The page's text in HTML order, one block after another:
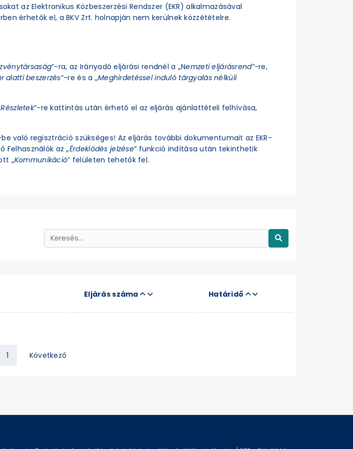
az Elektronikus Közbeszerzési Rendszer (EKR) alkalmazásával
érhetők el, a BKV Zrt. holnapján nem kerülnek közzétételre.
”-ra, az Irányadó eljárási rendnél a „Nemzeti eljárásrend”-re,
alatti beszerzés”-re és a „Meghirdetéssel induló tárgyalás nélküli
Részletek”-re kattintás után érhető el az eljárás ajánlattételi felhívása,
való regisztráció szükséges! Az eljárás további dokumentumait az EKR-
Felhasználók az „Érdeklődés jelzése” funkció indítása után tekinthetik
„Kommunikáció” felületen tehetők fel.
Eljárás száma Határidő
1 Következő